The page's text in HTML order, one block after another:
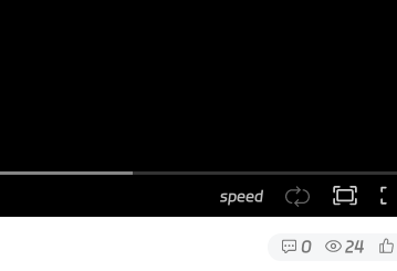
speed
0 24